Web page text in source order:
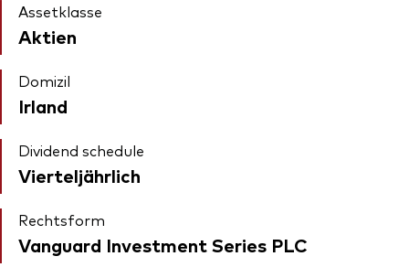
Assetklasse
Aktien
Domizil
Irland
Dividend schedule
Vierteljährlich
Rechtsform
Vanguard Investment Series PLC